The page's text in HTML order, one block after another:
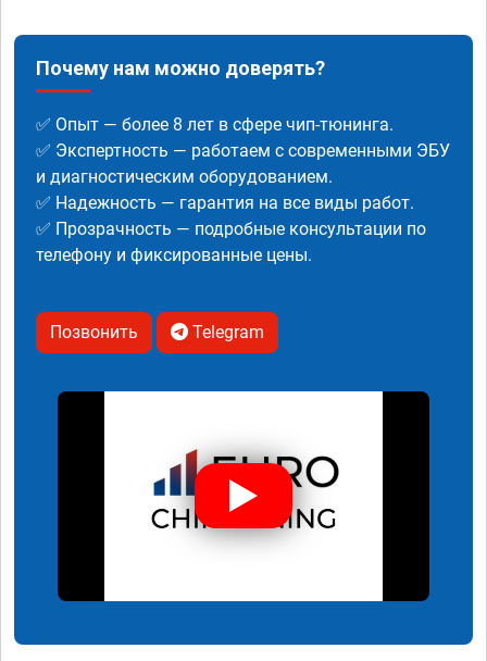
Почему нам можно доверять?
✅ Опыт — более 8 лет в сфере чип-тюнинга.
✅ Экспертность — работаем с современными ЭБУ
и диагностическим оборудованием.
✅ Надежность — гарантия на все виды работ.
✅ Прозрачность — подробные консультации по
телефону и фиксированные цены.
Позвонить Telegram